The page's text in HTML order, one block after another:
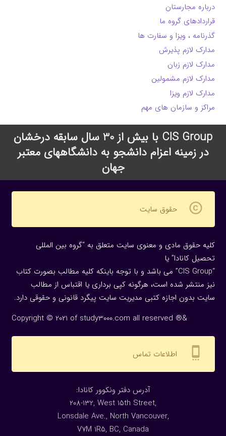
درباره مجارستان
قراردادهای گروه ما
گذرنامه ، ویزا و سفارت ها
مدارک لازم پذیرش
مدارک لازم زبان
مدارک لازم مشمولین
مدارک لازم ویزا
مراکز و سازمان های مهم
CIS Group با بیش از 30 سال سابقه درخشان
در زمینه اعزام دانشجو به دانشگاههای معتبر
جهان
copyright حقوق سایت
کلیه حقوق مادی و معنوی سایت متعلق به “گروه بین المللی
تحصیل کانادا” یا
“CIS Group” می باشد و با توجه باینکه کلیه مطالب بصورت کتاب
نیز منتشر شده است، هرگونه كپی برداری یا اقتباس از مطالب
سایت بدون اجازه كتبی مدیریت سایت پیگرد قانونی و حقوقی دارد.
Copyright © 2021 of study3000.com all reserved ®&
settings_cell اطلاعات تماس
:آدرس دفتر ونکوور کانادا
208-132, West 15th Street,
Lonsdale Ave., North Vancouver,
V7M 1R5, BC, Canada